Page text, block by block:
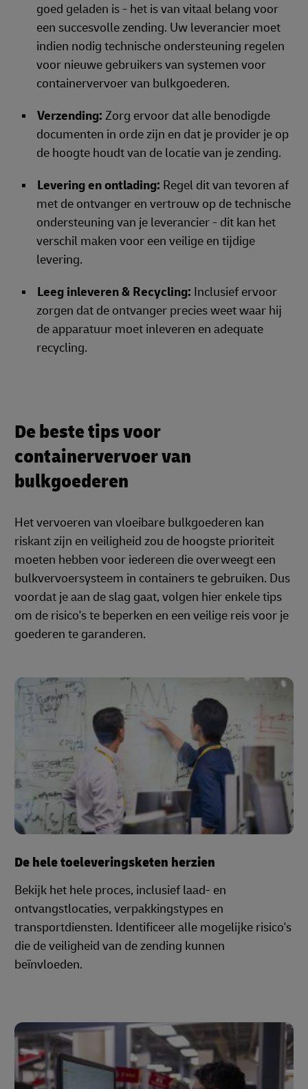
goed geladen is - het is van vitaal belang voor
een succesvolle zending. Uw leverancier moet
indien nodig technische ondersteuning regelen
voor nieuwe gebruikers van systemen voor
containervervoer van bulkgoederen.
Verzending: Zorg ervoor dat alle benodigde
documenten in orde zijn en dat je provider je op
de hoogte houdt van de locatie van je zending.
Levering en ontlading: Regel dit van tevoren af
met de ontvanger en vertrouw op de technische
ondersteuning van je leverancier - dit kan het
verschil maken voor een veilige en tijdige
levering.
Leeg inleveren & Recycling: Inclusief ervoor
zorgen dat de ontvanger precies weet waar hij
de apparatuur moet inleveren en adequate
recycling.
De beste tips voor
containervervoer van
bulkgoederen
Het vervoeren van vloeibare bulkgoederen kan
riskant zijn en veiligheid zou de hoogste prioriteit
moeten hebben voor iedereen die overweegt een
bulkvervoersysteem in containers te gebruiken. Dus
voordat je aan de slag gaat, volgen hier enkele tips
om de risico's te beperken en een veilige reis voor je
goederen te garanderen.
De hele toeleveringsketen herzien
Bekijk het hele proces, inclusief laad- en
ontvangstlocaties, verpakkingstypes en
transportdiensten. Identificeer alle mogelijke risico's
die de veiligheid van de zending kunnen
beïnvloeden.